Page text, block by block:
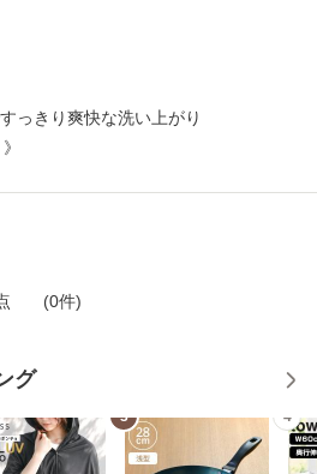
っきり爽快な洗い上がり
(0件)
グ
3 4